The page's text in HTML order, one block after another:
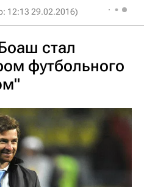
12:13 29.02.2016)
стал
футбольного